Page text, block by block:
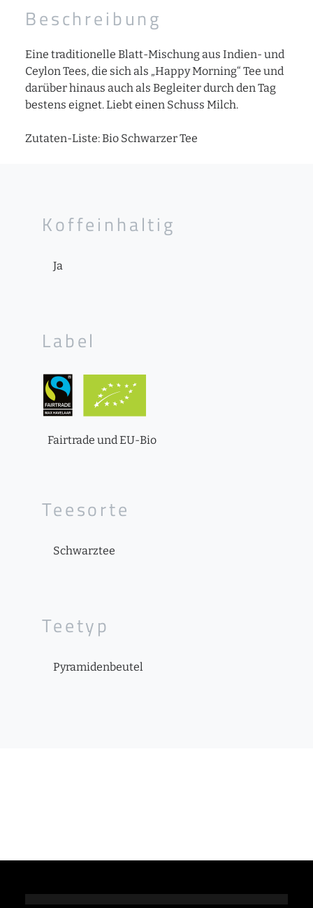
Beschreibung
Eine traditionelle Blatt-Mischung aus Indien- und
Ceylon Tees, die sich als „Happy Morning“ Tee und
darüber hinaus auch als Begleiter durch den Tag
bestens eignet. Liebt einen Schuss Milch.
Zutaten-Liste: Bio Schwarzer Tee
Koffeinhaltig
Ja
Label
Fairtrade und EU-Bio
Teesorte
Schwarztee
Teetyp
Pyramidenbeutel